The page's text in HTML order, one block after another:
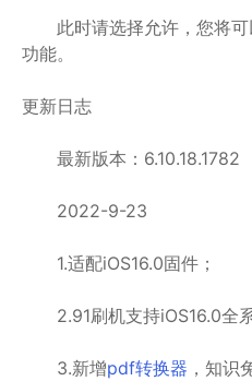
此时请选择允许，您将可
功能。
更新日志
最新版本：6.10.18.1782
2022-9-23
1.适配iOS16.0固件；
2.91刷机支持iOS16.0全系
3.新增pdf转换器 ，知识